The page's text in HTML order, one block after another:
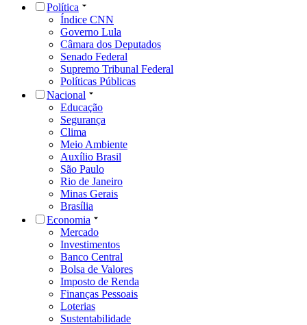
Política
Índice CNN
Governo Lula
Câmara dos Deputados
Senado Federal
Supremo Tribunal Federal
Políticas Públicas
Nacional
Educação
Segurança
Clima
Meio Ambiente
Auxílio Brasil
São Paulo
Rio de Janeiro
Minas Gerais
Brasília
Economia
Mercado
Investimentos
Banco Central
Bolsa de Valores
Imposto de Renda
Finanças Pessoais
Loterias
Sustentabilidade